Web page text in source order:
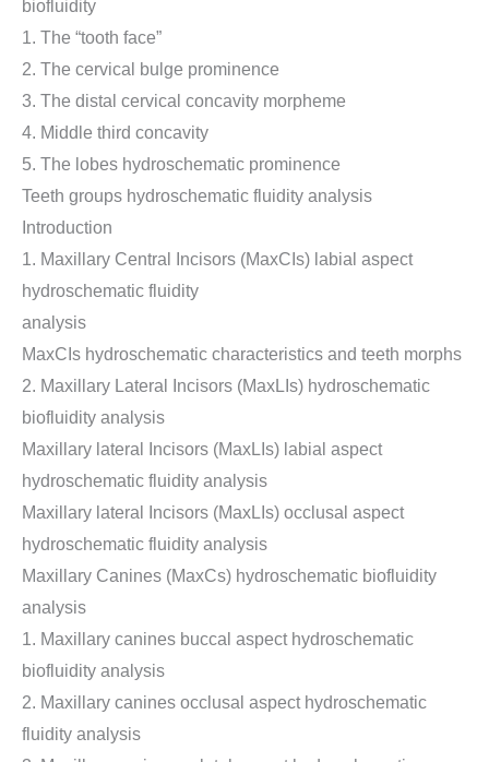
biofluidity
1. The “tooth face”
2. The cervical bulge prominence
3. The distal cervical concavity morpheme
4. Middle third concavity
5. The lobes hydroschematic prominence
Teeth groups hydroschematic fluidity analysis
Introduction
1. Maxillary Central Incisors (MaxCIs) labial aspect
hydroschematic fluidity
analysis
MaxCIs hydroschematic characteristics and teeth morphs
2. Maxillary Lateral Incisors (MaxLIs) hydroschematic
biofluidity analysis
Maxillary lateral Incisors (MaxLIs) labial aspect
hydroschematic fluidity analysis
Maxillary lateral Incisors (MaxLIs) occlusal aspect
hydroschematic fluidity analysis
Maxillary Canines (MaxCs) hydroschematic biofluidity
analysis
1. Maxillary canines buccal aspect hydroschematic
biofluidity analysis
2. Maxillary canines occlusal aspect hydroschematic
fluidity analysis